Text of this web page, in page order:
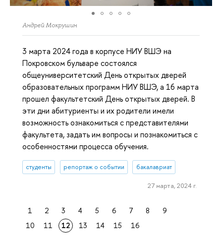
Андрей Мокрушин
3 марта 2024 года в корпусе НИУ ВШЭ на
Покровском бульваре состоялся
общеуниверситетский День открытых дверей
образовательных программ НИУ ВШЭ, а 16 марта
прошел факультетский День открытых дверей. В
эти дни абитуриенты и их родители имели
возможность ознакомиться с представителями
факультета, задать им вопросы и познакомиться с
особенностями процесса обучения.
студенты репортаж о событии бакалавриат
27 марта, 2024 г.
1 2 3 4 5 6 7 8
9
10
11 12 13 14 15 16